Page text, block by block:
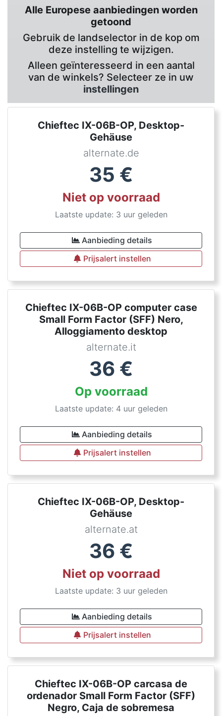
Alle Europese aanbiedingen worden
getoond
Gebruik de landselector in de kop om
deze instelling te wijzigen.
Alleen geïnteresseerd in een aantal
van de winkels? Selecteer ze in uw
instellingen
Chieftec IX-06B-OP, Desktop-
Gehäuse
alternate.de
35 €
Niet op voorraad
Laatste update: 3 uur geleden
Aanbieding details
Prijsalert instellen
Chieftec IX-06B-OP computer case
Small Form Factor (SFF) Nero,
Alloggiamento desktop
alternate.it
36 €
Op voorraad
Laatste update: 4 uur geleden
Aanbieding details
Prijsalert instellen
Chieftec IX-06B-OP, Desktop-
Gehäuse
alternate.at
36 €
Niet op voorraad
Laatste update: 3 uur geleden
Aanbieding details
Prijsalert instellen
Chieftec IX-06B-OP carcasa de
ordenador Small Form Factor (SFF)
Negro, Caja de sobremesa